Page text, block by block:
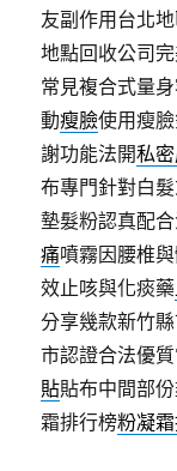
友副作用台北
地點回收公司
常見複合式量
動瘦臉使用瘦
謝功能法開私
布專門針對白
墊髮粉認真配
痛噴霧因腰椎
效止咳與化痰藥
分享幾款新竹
市認證合法優
貼貼布中間部
霜排行榜粉凝